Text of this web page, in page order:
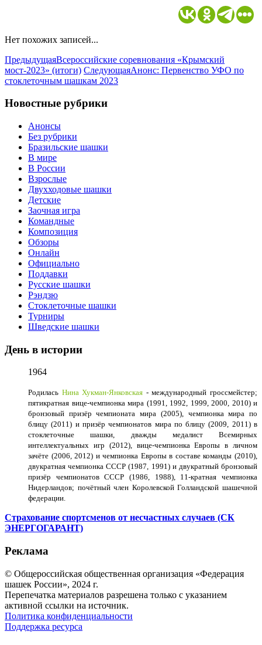
Нет похожих записей...
ПредыдущаяВсероссийские соревнования «Крымский
мост-2023» (итоги) СледующаяАнонс: Первенство УФО по
стоклеточным шашкам 2023
Новостные рубрики
Анонсы
Без рубрики
Бразильские шашки
В мире
В России
Взрослые
Двухходовые шашки
Детские
Заочная игра
Командные
Композиция
Обзоры
Онлайн
Официально
Поддавки
Русские шашки
Рэндзю
Стоклеточные шашки
Турниры
Шведские шашки
День в истории
1964
Родилась Нина Хукман-Янковская - международный гроссмейстер;
пятикратная вице-чемпионка мира (1991, 1992, 1999, 2000, 2010) и
бронзовый призёр чемпионата мира (2005), чемпионка мира по
блицу (2011) и призёр чемпионатов мира по блицу (2009, 2011) в
стоклеточные шашки, дважды медалист Всемирных
интеллектуальных игр (2012), вице-чемпионка Европы в личном
зачёте (2006, 2012) и чемпионка Европы в составе команды (2010),
двукратная чемпионка СССР (1987, 1991) и двукратный бронзовый
призёр чемпионатов СССР (1986, 1988), 11-кратная чемпионка
Нидерландов; почётный член Королевской Голландской шашечной
федерации.
Страхование спортсменов от несчастных случаев (СК
ЭНЕРГОГАРАНТ)
Реклама
© Общероссийская общественная организация «Федерация
шашек России», 2024 г.
Перепечатка материалов разрешена только с указанием
активной ссылки на источник.
Политика конфиденциальности
Поддержка ресурса